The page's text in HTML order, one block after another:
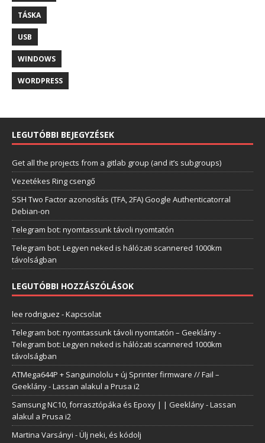
TÁSKA
USB
WINDOWS
WORDPRESS
LEGUTÓBBI BEJEGYZÉSEK
Get all the projects from a gitlab group (and it’s subgroups)
Vezetékes Ring csengő
SSH Two Factor azonosítás (TFA, 2FA) Google Authenticatorral
Debian-on
Telegram bot: nyomtassunk távoli nyomtatón
Telegram bot: Legyen neked is hálózati scannered 1000km
távolságban
LEGUTÓBBI HOZZÁSZÓLÁSOK
lee rodriguez -Kapcsolat
Telegram bot: nyomtassunk távoli nyomtatón – Geeklány-
Telegram bot: Legyen neked is hálózati scannered 1000km
távolságban
ATMega644P + Sanguinololu + új Sprinter firmware // Fail –
Geeklány-Lassan alakul a Prusa i2
Samsung NC10, forrasztópáka és Epoxy | | Geeklány-Lassan
alakul a Prusa i2
Martina Varsányi -Ülj neki, és kódolj